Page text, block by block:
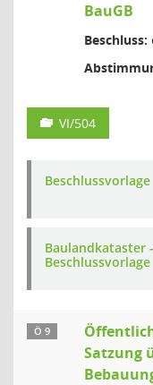
BauGB
Beschluss:
VI/504
Beschlussvorlage
Baulandkataster
Beschlussvorlage
Ö 9
Satzung